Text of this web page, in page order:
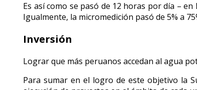
Es así como se pasó de 12 horas por día –
Igualmente, la micromedición pasó de 5% a
Inversión
Lograr que más peruanos accedan al agua
Para sumar en el logro de este objetivo la